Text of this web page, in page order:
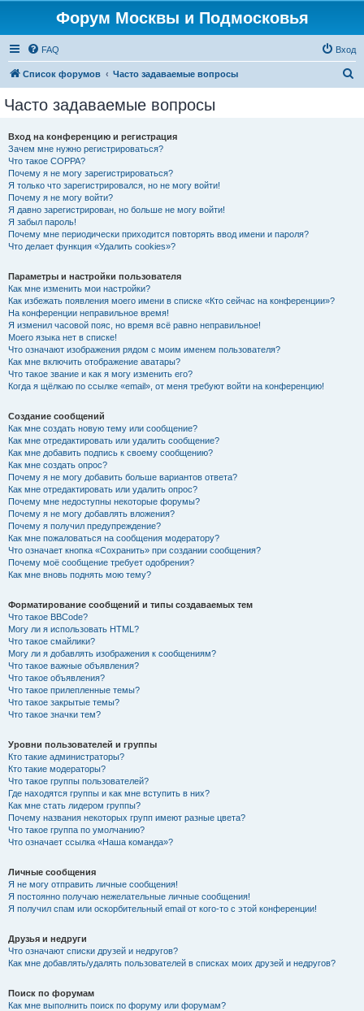
Форум Москвы и Подмосковья
FAQ Вход
Список форумов Часто задаваемые вопросы
Часто задаваемые вопросы
Вход на конференцию и регистрация
Зачем мне нужно регистрироваться?
Что такое COPPA?
Почему я не могу зарегистрироваться?
Я только что зарегистрировался, но не могу войти!
Почему я не могу войти?
Я давно зарегистрирован, но больше не могу войти!
Я забыл пароль!
Почему мне периодически приходится повторять ввод имени и пароля?
Что делает функция «Удалить cookies»?
Параметры и настройки пользователя
Как мне изменить мои настройки?
Как избежать появления моего имени в списке «Кто сейчас на конференции»?
На конференции неправильное время!
Я изменил часовой пояс, но время всё равно неправильное!
Моего языка нет в списке!
Что означают изображения рядом с моим именем пользователя?
Как мне включить отображение аватары?
Что такое звание и как я могу изменить его?
Когда я щёлкаю по ссылке «email», от меня требуют войти на конференцию!
Создание сообщений
Как мне создать новую тему или сообщение?
Как мне отредактировать или удалить сообщение?
Как мне добавить подпись к своему сообщению?
Как мне создать опрос?
Почему я не могу добавить больше вариантов ответа?
Как мне отредактировать или удалить опрос?
Почему мне недоступны некоторые форумы?
Почему я не могу добавлять вложения?
Почему я получил предупреждение?
Как мне пожаловаться на сообщения модератору?
Что означает кнопка «Сохранить» при создании сообщения?
Почему моё сообщение требует одобрения?
Как мне вновь поднять мою тему?
Форматирование сообщений и типы создаваемых тем
Что такое BBCode?
Могу ли я использовать HTML?
Что такое смайлики?
Могу ли я добавлять изображения к сообщениям?
Что такое важные объявления?
Что такое объявления?
Что такое прилепленные темы?
Что такое закрытые темы?
Что такое значки тем?
Уровни пользователей и группы
Кто такие администраторы?
Кто такие модераторы?
Что такое группы пользователей?
Где находятся группы и как мне вступить в них?
Как мне стать лидером группы?
Почему названия некоторых групп имеют разные цвета?
Что такое группа по умолчанию?
Что означает ссылка «Наша команда»?
Личные сообщения
Я не могу отправить личные сообщения!
Я постоянно получаю нежелательные личные сообщения!
Я получил спам или оскорбительный email от кого-то с этой конференции!
Друзья и недруги
Что означают списки друзей и недругов?
Как мне добавлять/удалять пользователей в списках моих друзей и недругов?
Поиск по форумам
Как мне выполнить поиск по форуму или форумам?